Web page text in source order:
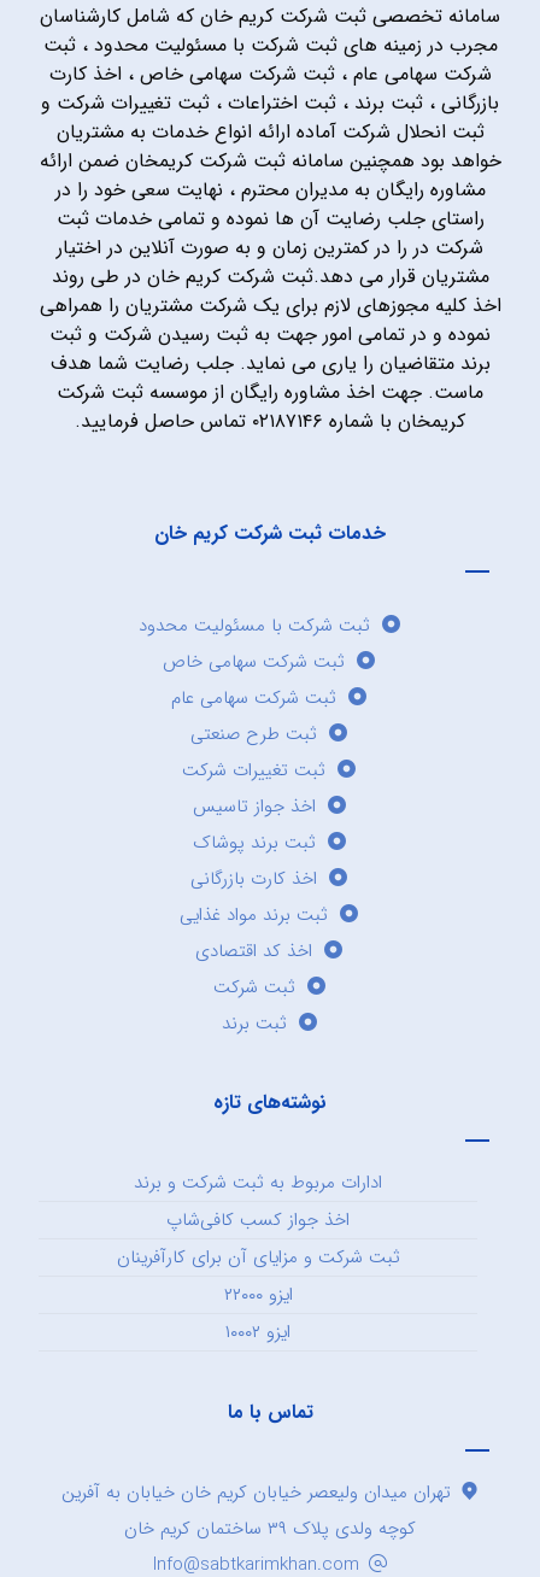
سامانه تخصصی ثبت شرکت کریم خان که شامل کارشناسان
مجرب در زمینه های ثبت شرکت با مسئولیت محدود ، ثبت
شرکت سهامی عام ، ثبت شرکت سهامی خاص ، اخذ کارت
بازرگانی ، ثبت برند ، ثبت اختراعات ، ثبت تغییرات شرکت و
ثبت انحلال شرکت آماده ارائه انواع خدمات به مشتریان
خواهد بود همچنین سامانه ثبت شرکت کریمخان ضمن ارائه
مشاوره رایگان به مدیران محترم ، نهایت سعی خود را در
راستای جلب رضایت آن ها نموده و تمامی خدمات ثبت
شرکت در را در کمترین زمان و به صورت آنلاین در اختیار
مشتریان قرار می دهد.ثبت شرکت کریم خان در طی روند
اخذ کلیه مجوزهای لازم برای یک شرکت مشتریان را همراهی
نموده و در تمامی امور جهت به ثبت رسیدن شرکت و ثبت
برند متقاضیان را یاری می نماید. جلب رضایت شما هدف
ماست. جهت اخذ مشاوره رایگان از موسسه ثبت شرکت
کریمخان با شماره ۰۲۱۸۷۱۴۶ تماس حاصل فرمایید.
خدمات ثبت شرکت کریم خان
ثبت شرکت با مسئولیت محدود
ثبت شرکت سهامی خاص
ثبت شرکت سهامی عام
ثبت طرح صنعتی
ثبت تغییرات شرکت
اخذ جواز تاسیس
ثبت برند پوشاک
اخذ کارت بازرگانی
ثبت برند مواد غذایی
اخذ کد اقتصادی
ثبت شرکت
ثبت برند
نوشته‌های تازه
ادارات مربوط به ثبت شرکت و برند
اخذ جواز کسب کافی‌شاپ
ثبت شرکت و مزایای آن برای کارآفرینان
ایزو ۲۲۰۰۰
ایزو ۱۰۰۰۲
تماس با ما
تهران میدان ولیعصر خیابان کریم خان خیابان به آفرین
کوچه ولدی پلاک ۳۹ ساختمان کریم خان
Info@sabtkarimkhan.com